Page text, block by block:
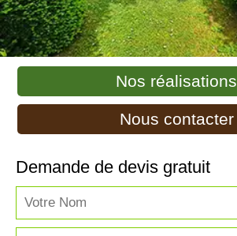
Nos réalisations
Nous contacter
Demande de devis gratuit